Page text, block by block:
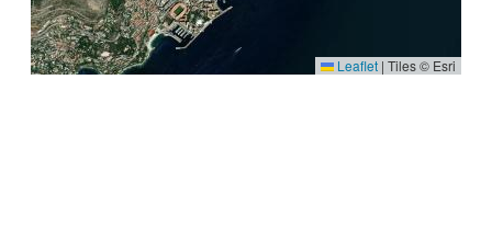
Leaflet | Tiles © Esri